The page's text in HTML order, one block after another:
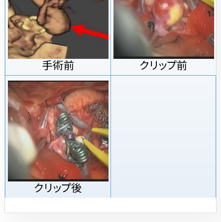
手術前 クリップ前
クリップ後